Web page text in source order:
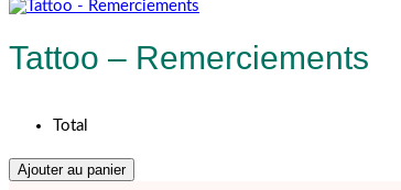
Tattoo – Remerciements
Total
Ajouter au panier